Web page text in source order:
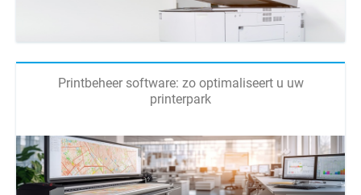
Printbeheer software: zo optimaliseert u uw
printerpark